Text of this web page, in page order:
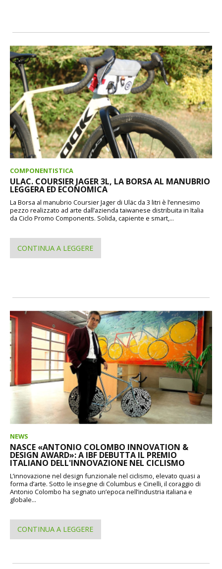
COMPONENTISTICA
ULAC. COURSIER JAGER 3L, LA BORSA AL MANUBRIO
LEGGERA ED ECONOMICA
La Borsa al manubrio Coursier Jager di Uläc da 3 litri è l’ennesimo
pezzo realizzato ad arte dall’azienda taiwanese distribuita in Italia
da Ciclo Promo Components. Solida, capiente e smart,...
CONTINUA A LEGGERE
NEWS
NASCE «ANTONIO COLOMBO INNOVATION &
DESIGN AWARD»: A IBF DEBUTTA IL PREMIO
ITALIANO DELL'INNOVAZIONE NEL CICLISMO
L’innovazione nel design funzionale nel ciclismo, elevato quasi a
forma d’arte. Sotto le insegne di Columbus e Cinelli, il coraggio di
Antonio Colombo ha segnato un’epoca nell’industria italiana e
globale...
CONTINUA A LEGGERE